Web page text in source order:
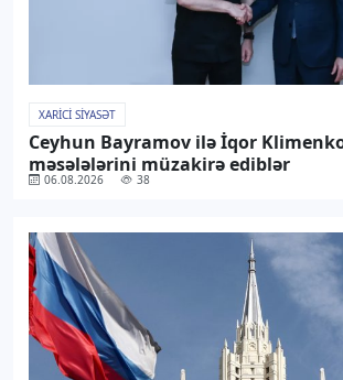
XARICI SIYASƏT
Ceyhun Bayramov ilə İqor
məsələlərini müzakirə ediblər
06.08.2026 38